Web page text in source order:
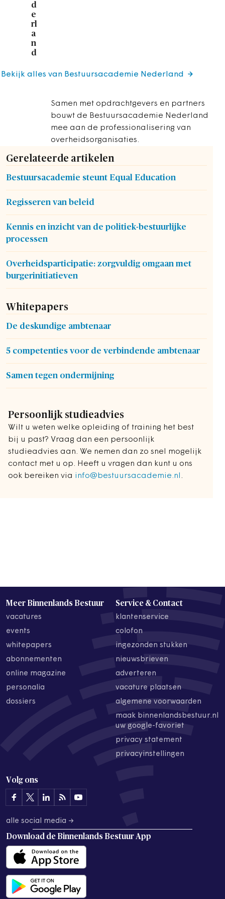
d
e
rl
a
n
d
Samen met opdrachtgevers en partners
bouwt de Bestuursacademie Nederland
mee aan de professionalisering van
overheidsorganisaties.
Bekijk alles van Bestuursacademie Nederland
Gerelateerde artikelen
Bestuursacademie steunt Equal Education
Regisseren van beleid
Kennis en inzicht van de politiek-bestuurlijke
processen
Overheidsparticipatie: zorgvuldig omgaan met
burgerinitiatieven
Whitepapers
De deskundige ambtenaar
5 competenties voor de verbindende ambtenaar
Samen tegen ondermijning
Persoonlijk studieadvies
Wilt u weten welke opleiding of training het best
bij u past? Vraag dan een persoonlijk
studieadvies aan. We nemen dan zo snel mogelijk
contact met u op. Heeft u vragen dan kunt u ons
ook bereiken via info@bestuursacademie.nl .
Meer Binnenlands Bestuur
vacatures
events
whitepapers
abonnementen
online magazine
personalia
dossiers
Service & Contact
klantenservice
colofon
ingezonden stukken
nieuwsbrieven
adverteren
vacature plaatsen
algemene voorwaarden
maak binnenlandsbestuur.nl
uw google-favoriet
privacy statement
privacyinstellingen
Volg ons
alle social media →
Download de Binnenlands Bestuur App